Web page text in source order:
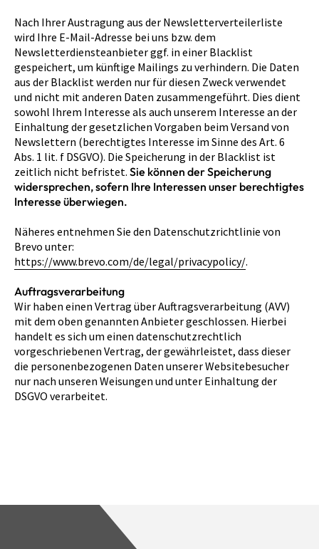
Nach Ihrer Austragung aus der Newsletterverteilerliste
wird Ihre E-Mail-Adresse bei uns bzw. dem
Newsletterdiensteanbieter ggf. in einer Blacklist
gespeichert, um künftige Mailings zu verhindern. Die Daten
aus der Blacklist werden nur für diesen Zweck verwendet
und nicht mit anderen Daten zusammengeführt. Dies dient
sowohl Ihrem Interesse als auch unserem Interesse an der
Einhaltung der gesetzlichen Vorgaben beim Versand von
Newslettern (berechtigtes Interesse im Sinne des Art. 6
Abs. 1 lit. f DSGVO). Die Speicherung in der Blacklist ist
zeitlich nicht befristet. Sie können der Speicherung
widersprechen, sofern Ihre Interessen unser berechtigtes
Interesse überwiegen.
Näheres entnehmen Sie den Datenschutzrichtlinie von
Brevo unter:
https://www.brevo.com/de/legal/privacypolicy/.
Auftragsverarbeitung
Wir haben einen Vertrag über Auftragsverarbeitung (AVV)
mit dem oben genannten Anbieter geschlossen. Hierbei
handelt es sich um einen datenschutzrechtlich
vorgeschriebenen Vertrag, der gewährleistet, dass dieser
die personenbezogenen Daten unserer Websitebesucher
nur nach unseren Weisungen und unter Einhaltung der
DSGVO verarbeitet.